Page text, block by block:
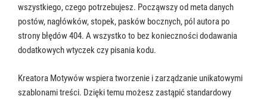
wszystkiego, czego potrzebujesz. Począwszy od meta danych
postów, nagłówków, stopek, pasków bocznych, pól autora po
strony błędów 404. A wszystko to bez konieczności dodawania
dodatkowych wtyczek czy pisania kodu.
Kreatora Motywów wspiera tworzenie i zarządzanie unikatowymi
szablonami treści. Dzięki temu możesz zastąpić standardowy